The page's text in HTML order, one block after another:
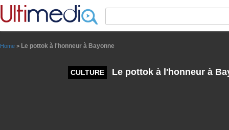
Home > Le pottok à l'honneur à Bayonne
CULTURE Le pottok à l'honneur à
Panneau de gestion des cookies